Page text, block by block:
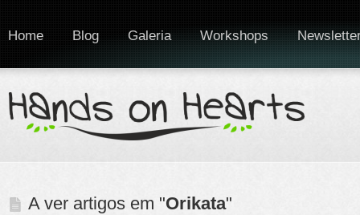
Home Blog Galeria Workshops
A ver artigos em "Orikata"